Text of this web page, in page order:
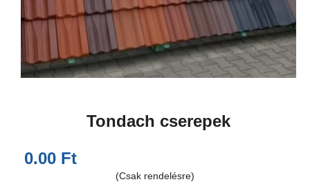
Tondach cserepek
0.00 Ft
(Csak rendelésre)